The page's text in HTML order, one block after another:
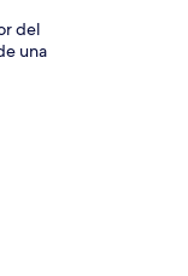
del
una